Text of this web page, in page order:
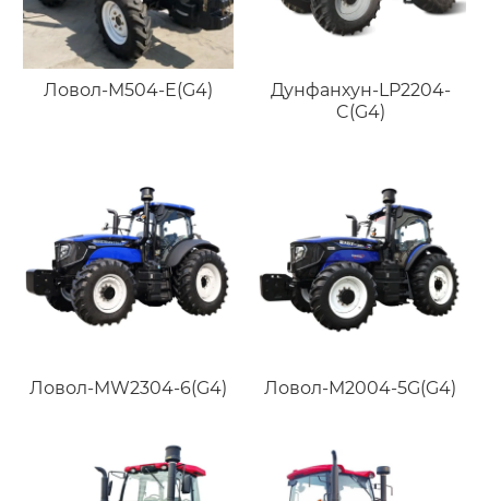
Ловол-M504-E(G4)
Дунфанхун-LP2204-
C(G4)
Ловол-MW2304-6(G4) Ловол-M2004-5G(G4)